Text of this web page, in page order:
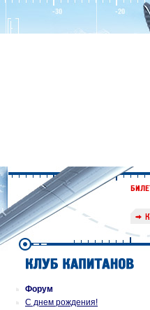
Форум
С днем рождения!